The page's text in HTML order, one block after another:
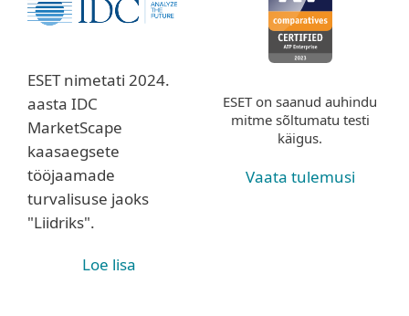
ESET nimetati 2024.
aasta IDC
MarketScape
kaasaegsete
tööjaamade
turvalisuse jaoks
"Liidriks".
Loe lisa
ESET on saanud auhindu
mitme sõltumatu testi
käigus.
Vaata tulemusi